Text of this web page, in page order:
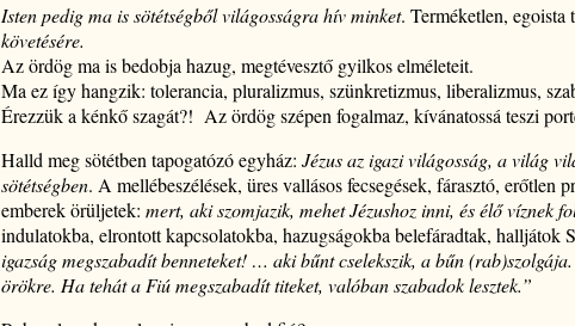
Isten pedig ma is sötétségből világosságra hív minket. Terméketlen, egoista
követésére.
Az ördög ma is bedobja hazug, megtévesztő gyilkos elméleteit.
Ma ez így hangzik: tolerancia, pluralizmus, szünkretizmus, liberalizmus,
Érezzük a kénkő szagát?! Az ördög szépen fogalmaz, kívánatossá teszi
Halld meg sötétben tapogatózó egyház: Jézus az igazi világosság, a világ
sötétségben. A mellébeszélések, üres vallásos fecsegések, fárasztó, erőtlen
emberek örüljetek: mert, aki szomjazik, mehet Jézushozinni, és élő víznek
indulatokba, elrontott kapcsolatokba, hazugságokba belefáradtak, halljátok
igazság megszabadít benneteket! … aki bűnt cselekszik, a bűn
örökre. Ha tehát a Fiú megszabadít titeket, valóban szabadok lesztek.”